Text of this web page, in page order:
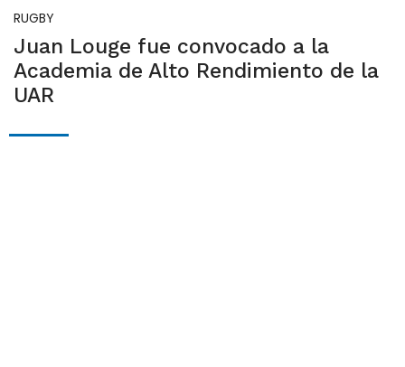
RUGBY
Juan Louge fue convocado a la
Academia de Alto Rendimiento de la
UAR